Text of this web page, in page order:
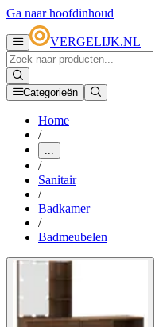
Ga naar hoofdinhoud
VERGELIJK.NL
Categorieën
Home
/
...
/
Sanitair
/
Badkamer
/
Badmeubelen